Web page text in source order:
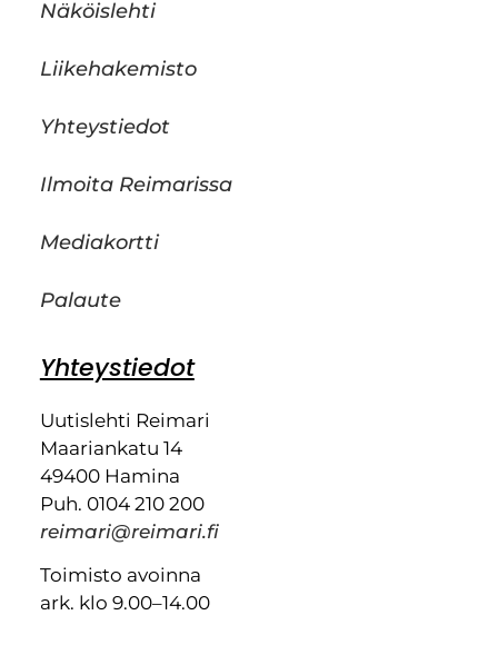
Näköislehti
Liikehakemisto
Yhteystiedot
Ilmoita Reimarissa
Mediakortti
Palaute
Yhteystiedot
Uutislehti Reimari
Maariankatu 14
49400 Hamina
Puh. 0104 210 200
reimari@reimari.fi
Toimisto avoinna
ark. klo 9.00–14.00